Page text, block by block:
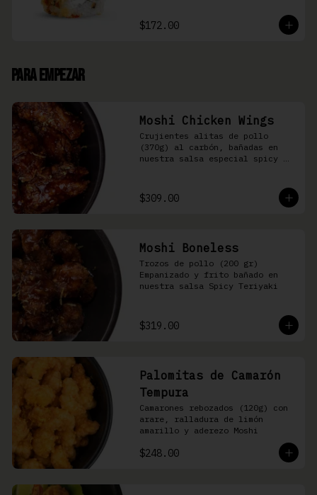
$172.00
Para Empezar
Moshi Chicken Wings
Crujientes alitas de pollo
(370g) al carbón, bañadas en
nuestra salsa especial spicy
$309.00
Moshi Boneless
Trozos de pollo (200 gr)
Empanizado y frito bañado en
nuestra salsa Spicy Teriyaki
$319.00
Palomitas de Camarón
Tempura
Camarones rebozados (120g) con
arare, ralladura de limón
amarillo y aderezo Moshi
$248.00